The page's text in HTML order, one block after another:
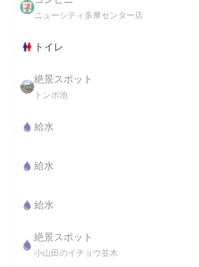
ニューシティ多摩センター店
トイレ
絶景スポット
トンボ池
給水
給水
給水
絶景スポット
小山田のイチョウ並木